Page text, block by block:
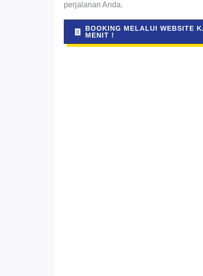
perjalanan Anda.
BOOKING MELALUI WEBSITE
MENIT !